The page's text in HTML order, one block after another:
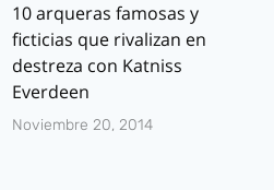
10 arqueras famosas y
ficticias que rivalizan en
destreza con Katniss
Everdeen
Noviembre 20, 2014